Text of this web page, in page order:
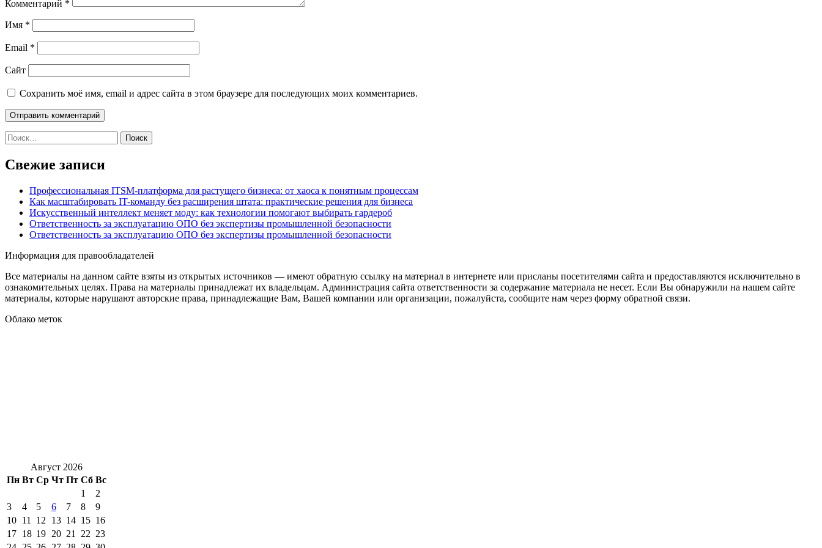
Комментарий *
Имя *
Email *
Сайт
Сохранить моё имя, email и адрес сайта в этом браузере для последующих моих комментариев.
Найти:
Свежие записи
Профессиональная ITSM-платформа для растущего бизнеса: от хаоса к понятным процессам
Как масштабировать IT-команду без расширения штата: практические решения для бизнеса
Искусственный интеллект меняет моду: как технологии помогают выбирать гардероб
Ответственность за эксплуатацию ОПО без экспертизы промышленной безопасности
Ответственность за эксплуатацию ОПО без экспертизы промышленной безопасности
Информация для правообладателей
Все материалы на данном сайте взяты из открытых источников — имеют обратную ссылку на материал в интернете или присланы посетителями сайта и предоставляются исключительно в
ознакомительных целях. Права на материалы принадлежат их владельцам. Администрация сайта ответственности за содержание материала не несет. Если Вы обнаружили на нашем сайте
материалы, которые нарушают авторские права, принадлежащие Вам, Вашей компании или организации, пожалуйста, сообщите нам через форму обратной связи.
Облако меток
Август 2026
Пн Вт Ср Чт Пт Сб Вс
1
2
3
4 5 6 7 8
9
10 11 12 13 14 15 16
17 18 19 20 21 22 23